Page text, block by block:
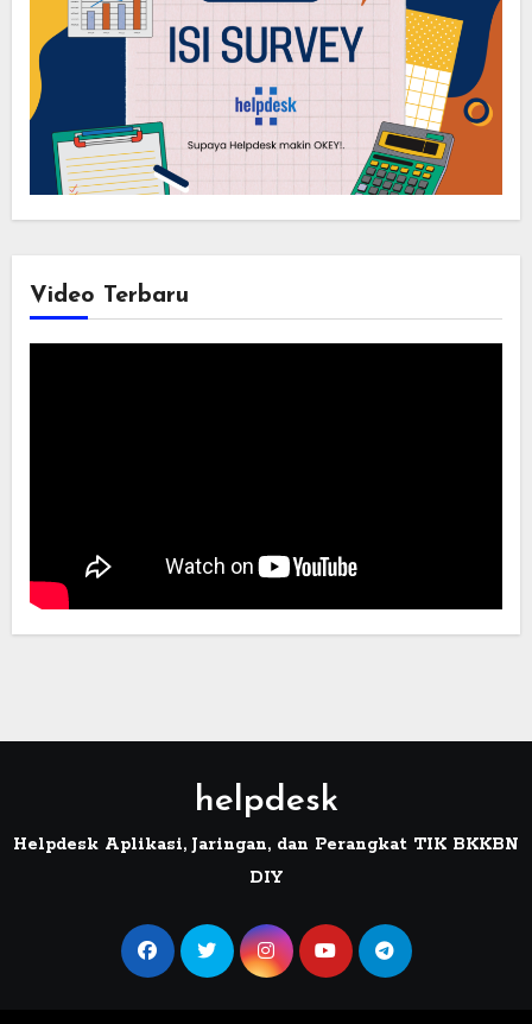
Video Terbaru
helpdesk
Helpdesk Aplikasi, Jaringan, dan Perangkat TIK BKKBN
DIY